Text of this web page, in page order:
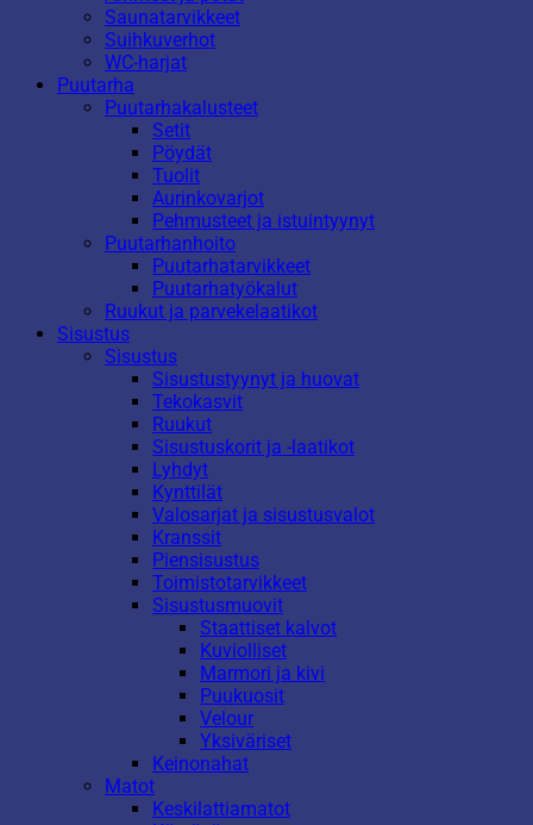
Saunatarvikkeet
Suihkuverhot
WC-harjat
Puutarha
Puutarhakalusteet
Setit
Pöydät
Tuolit
Aurinkovarjot
Pehmusteet ja istuintyynyt
Puutarhanhoito
Puutarhatarvikkeet
Puutarhatyökalut
Ruukut ja parvekelaatikot
Sisustus
Sisustus
Sisustustyynyt ja huovat
Tekokasvit
Ruukut
Sisustuskorit ja -laatikot
Lyhdyt
Kynttilät
Valosarjat ja sisustusvalot
Kranssit
Piensisustus
Toimistotarvikkeet
Sisustusmuovit
Staattiset kalvot
Kuviolliset
Marmori ja kivi
Puukuosit
Velour
Yksiväriset
Keinonahat
Matot
Keskilattiamatot